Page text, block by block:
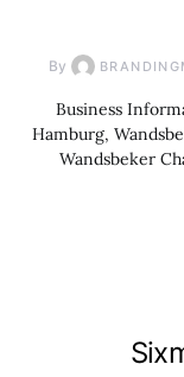
By
Business
Hamburg,
Wandsbeker